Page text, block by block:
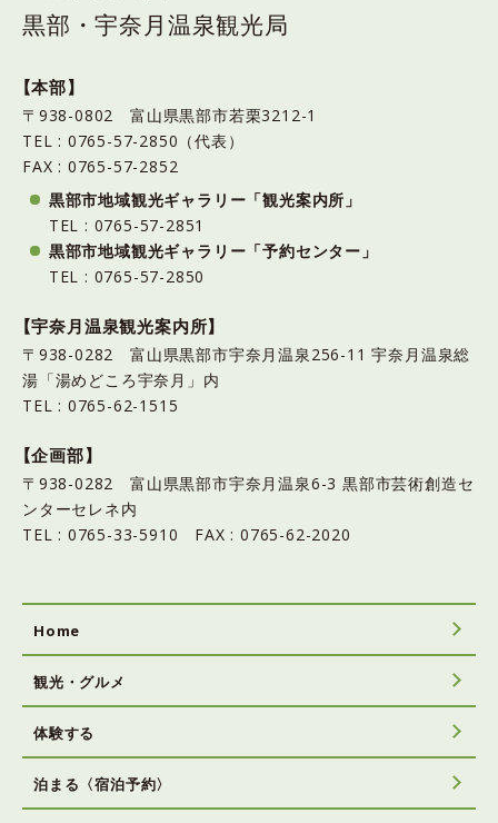
黒部・宇奈月温泉観光局
【本部】
〒938-0802 富山県黒部市若栗3212-1
TEL : 0765-57-2850（代表）
FAX : 0765-57-2852
黒部市地域観光ギャラリー「観光案内所」
TEL : 0765-57-2851
黒部市地域観光ギャラリー「予約センター」
TEL : 0765-57-2850
【宇奈月温泉観光案内所】
〒938-0282 富山県黒部市宇奈月温泉256-11 宇奈月温泉総
湯「湯めどころ宇奈月」内
TEL : 0765-62-1515
【企画部】
〒938-0282 富山県黒部市宇奈月温泉6-3 黒部市芸術創造セ
ンターセレネ内
TEL : 0765-33-5910 FAX : 0765-62-2020
Home
観光・グルメ
体験する
泊まる〈宿泊予約〉